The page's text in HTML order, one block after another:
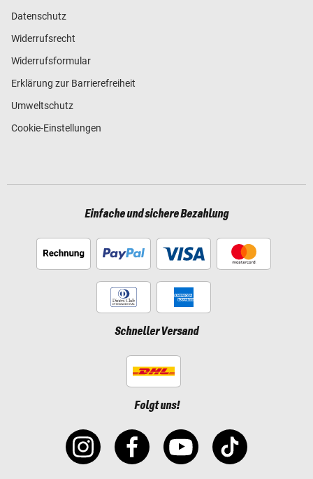
Datenschutz
Widerrufsrecht
Widerrufsformular
Erklärung zur Barrierefreiheit
Umweltschutz
Cookie-Einstellungen
Einfache und sichere Bezahlung
Schneller Versand
Folgt uns!